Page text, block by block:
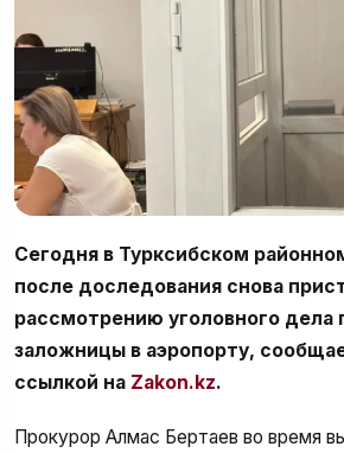
Сегодня в Турксибском
после доследования снова
рассмотрению уголовного дела
заложницы в аэропорту,
ссылкой на Zakon.kz.
Прокурор Алмас Бертаев во время